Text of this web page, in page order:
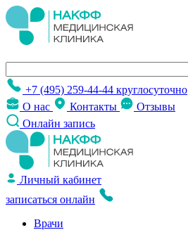
+7 (495) 259-44-44 круглосуточно
О нас
Контакты
Отзывы
Онлайн запись
Личный кабинет
записаться онлайн
Врачи